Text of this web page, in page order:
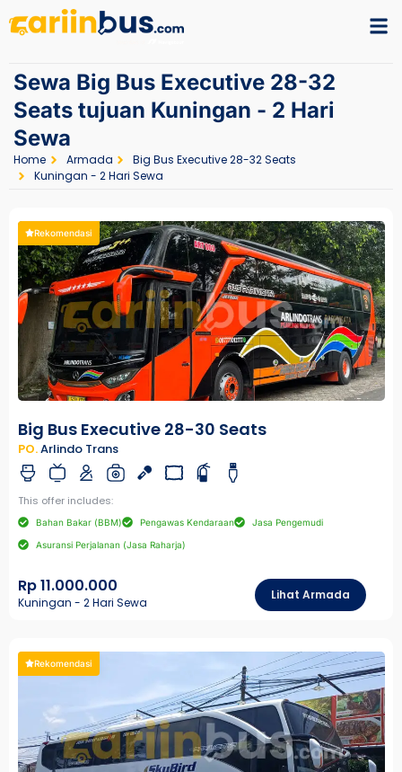
Sewa Big Bus Executive 28-32
Seats tujuan Kuningan - 2 Hari
Sewa
Home Armada
Big Bus Executive 28-32 Seats
Kuningan - 2 Hari Sewa
Rekomendasi
Big Bus Executive 28-30 Seats
PO.Arlindo Trans
This offer includes:
Bahan Bakar (BBM) Pengawas Kendaraan Jasa Pengemudi
Asuransi Perjalanan (Jasa Raharja)
Rp 11.000.000
Kuningan - 2 Hari Sewa
Lihat Armada
Rekomendasi